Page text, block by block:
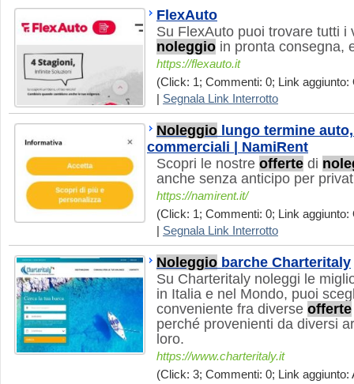
FlexAuto
Su FlexAuto puoi trovare tutti i
noleggio in pronta consegna,
https://flexauto.it
(Click: 1; Commenti: 0; Link aggiunto:
Segnala Link Interrotto
Noleggio lungo termine
commerciali | NamiRent
Scopri le nostre offerte di
anche senza anticipo per
https://namirent.it/
(Click: 1; Commenti: 0; Link aggiunto:
Segnala Link Interrotto
Noleggio barche Charteritaly
Su Charteritaly noleggi le
in Italia e nel Mondo, puoi
conveniente fra diverse offerte
perché provenienti da diversi
loro.
https://www.charteritaly.it
(Click: 3; Commenti: 0; Link aggiunto: